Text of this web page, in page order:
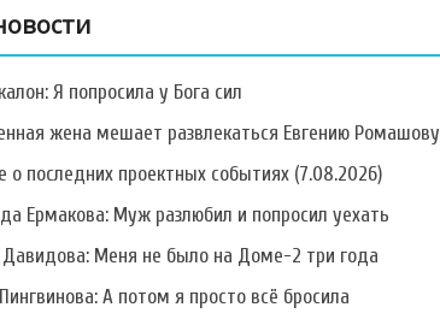
Фото Кристины
Дерябиной
Фото Алины
Алексеевой
Я попросила у Бога сил
жена мешает развлекаться Евгению Ромашову
о последних проектных событиях (7.08.2026)
Ермакова: Муж разлюбил и попросил уехать
Меня не было на Доме-2 три года
А потом я просто всё бросила